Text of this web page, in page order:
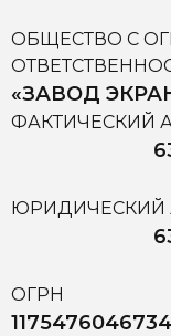
ОБЩЕСТВО С
«ЗАВОД
ФАКТИЧЕСКИЙ
ЮРИДИЧЕСКИЙ
ОГРН
1175476046734